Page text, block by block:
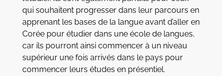
qui souhaitent progresser dans leur parcours en
apprenant les bases de la langue avant d’aller en
Corée pour étudier dans une école de langues,
car ils pourront ainsi commencer à un niveau
supérieur une fois arrivés dans le pays pour
commencer leurs études en présentiel.